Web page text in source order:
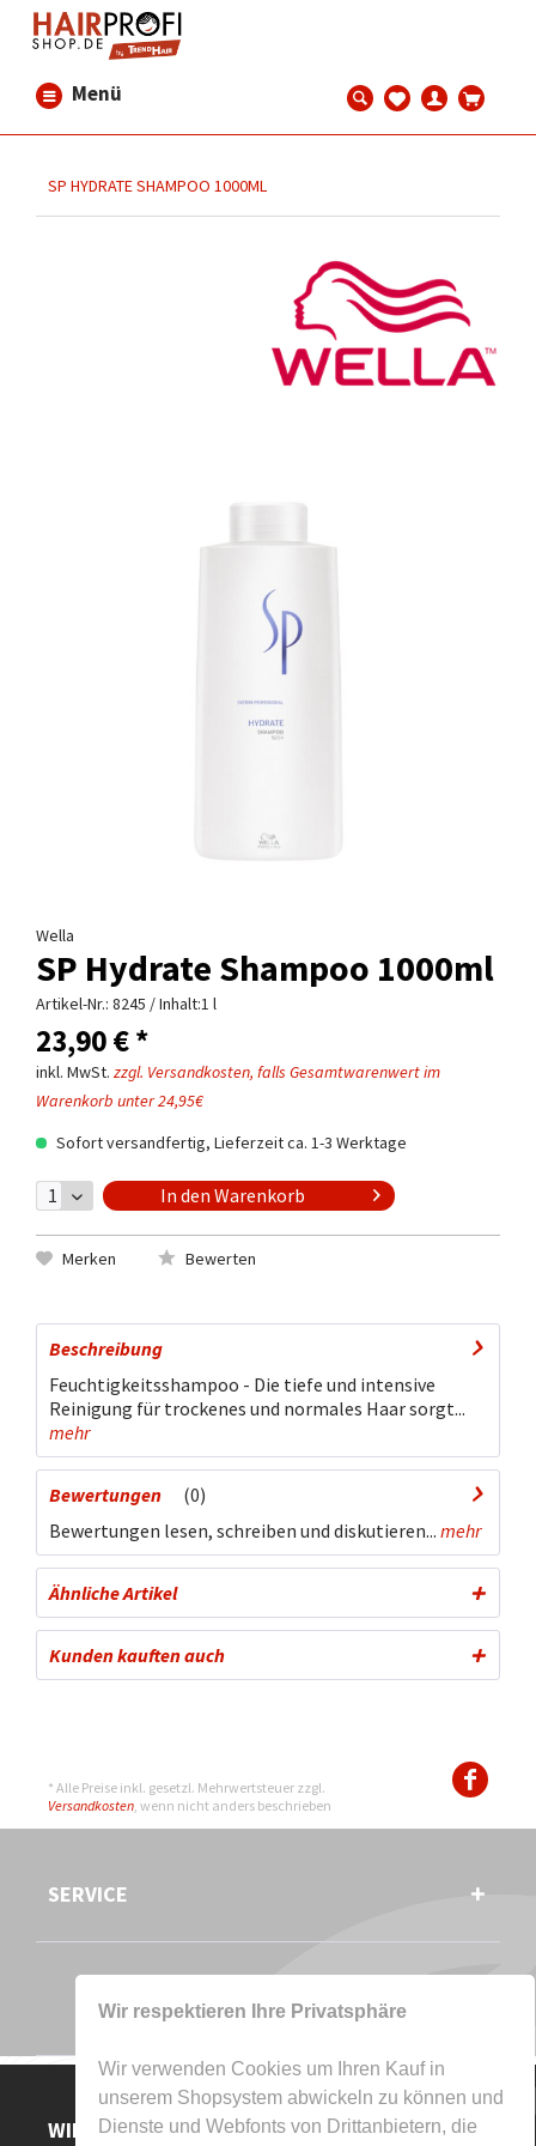
Wir respektieren Ihre Privatsphäre
Wir verwenden Cookies um Ihren Kauf in
unserem Shopsystem abwickeln zu können und
Dienste und Webfonts von Drittanbietern, die
Menü
SP HYDRATE SHAMPOO 1000ML
Wella
SP Hydrate Shampoo 1000ml
Artikel-Nr.: 8245 / Inhalt:1 l
23,90 € *
inkl. MwSt. zzgl. Versandkosten, falls Gesamtwarenwert im
Warenkorb unter 24,95€
Sofort versandfertig, Lieferzeit ca. 1-3 Werktage
In den Warenkorb
Merken Bewerten
Beschreibung
Feuchtigkeitsshampoo - Die tiefe und intensive
Reinigung für trockenes und normales Haar sorgt...
mehr
Bewertungen
0
Bewertungen lesen, schreiben und diskutieren... mehr
Ähnliche Artikel
Kunden kauften auch
* Alle Preise inkl. gesetzl. Mehrwertsteuer zzgl.
Versandkosten , wenn nicht anders beschrieben
SERVICE
WIR AKZEPTIEREN